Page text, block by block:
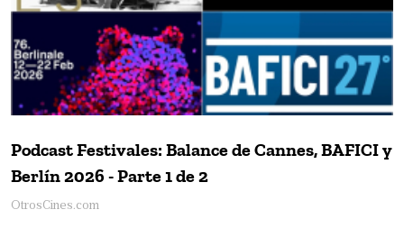
Podcast Festivales: Balance de Cannes, BAFICI y
Berlín 2026 - Parte 1 de 2
OtrosCines.com